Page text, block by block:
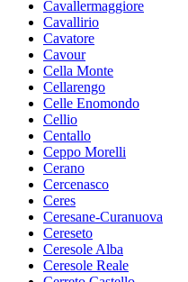
Cavallermaggiore
Cavallirio
Cavatore
Cavour
Cella Monte
Cellarengo
Celle Enomondo
Cellio
Centallo
Ceppo Morelli
Cerano
Cercenasco
Ceres
Ceresane-Curanuova
Cereseto
Ceresole Alba
Ceresole Reale